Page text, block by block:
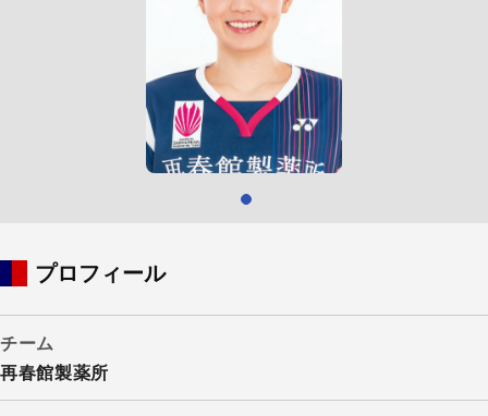
プロフィール
チーム
再春館製薬所